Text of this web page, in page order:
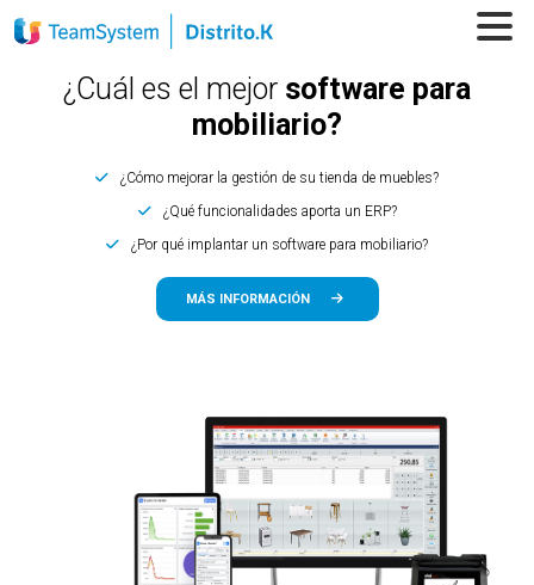
¿Cuál es el mejor software para
mobiliario?
¿Cómo mejorar la gestión de su tienda de muebles?
¿Qué funcionalidades aporta un ERP?
¿Por qué implantar un software para mobiliario?
MÁS INFORMACIÓN